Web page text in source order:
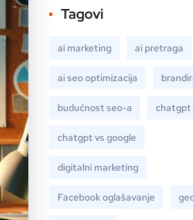
Tagovi
ai marketing ai pretraga
ai seo optimizacija
budućnost seo-a chatgpt
chatgpt vs google
digitalni marketing
Facebook oglašavanje